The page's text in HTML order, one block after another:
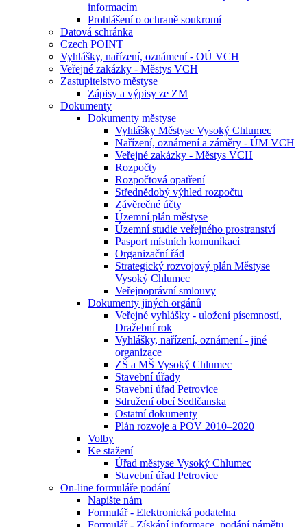
informacím
Prohlášení o ochraně soukromí
Datová schránka
Czech POINT
Vyhlášky, nařízení, oznámení - OÚ VCH
Veřejné zakázky - Městys VCH
Zastupitelstvo městyse
Zápisy a výpisy ze ZM
Dokumenty
Dokumenty městyse
Vyhlášky Městyse Vysoký Chlumec
Nařízení, oznámení a záměry - ÚM VCH
Veřejné zakázky - Městys VCH
Rozpočty
Rozpočtová opatření
Střednědobý výhled rozpočtu
Závěrečné účty
Územní plán městyse
Územní studie veřejného prostranství
Pasport místních komunikací
Organizační řád
Strategický rozvojový plán Městyse
Vysoký Chlumec
Veřejnoprávní smlouvy
Dokumenty jiných orgánů
Veřejné vyhlášky - uložení písemností,
Dražební rok
Vyhlášky, nařízení, oznámení - jiné
organizace
ZŠ a MŠ Vysoký Chlumec
Stavební úřady
Stavební úřad Petrovice
Sdružení obcí Sedlčanska
Ostatní dokumenty
Plán rozvoje a POV 2010–2020
Volby
Ke stažení
Úřad městyse Vysoký Chlumec
Stavební úřad Petrovice
On-line formuláře podání
Napište nám
Formulář - Elektronická podatelna
Formulář - Získání informace, podání námětu